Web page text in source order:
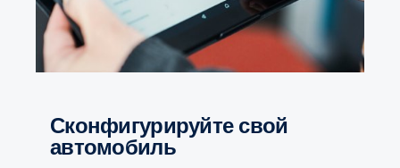
Сконфигурируйте свой
автомобиль